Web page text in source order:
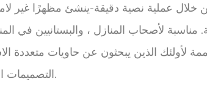
عملية نصية دقيقة-ينشئ مظهرًا غير لامع ،
مناسبة لأصحاب المنازل ، والبستانيين في
لأولئك الذين يبحثون عن حاويات متعددة
التصميمات الداخلية الاسكندنافية البسيطة إلى الغلفات الصناعية الأنيقة.